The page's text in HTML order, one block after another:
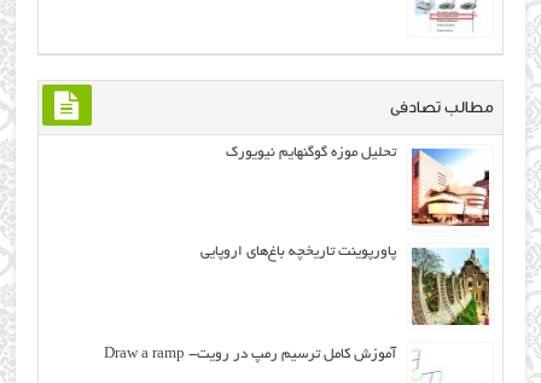
مطالب تصادفی
تحلیل موزه گوگنهایم نیویورک
پاورپوینت تاريخچه باغ‌هاي اروپايي
آموزش کامل ترسیم رمپ در رویت- Draw a ramp